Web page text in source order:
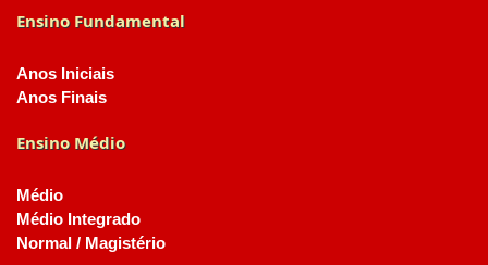
Ensino Fundamental
Anos Iniciais
Anos Finais
Ensino Médio
Médio
Médio Integrado
Normal / Magistério